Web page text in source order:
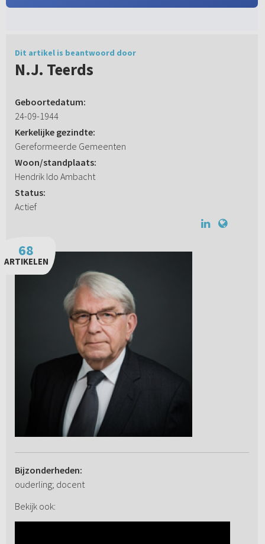
Dit artikel is beantwoord door
N.J. Teerds
Geboortedatum:
24-09-1944
Kerkelijke gezindte:
Gereformeerde Gemeenten
Woon/standplaats:
Hendrik Ido Ambacht
Status:
Actief
68
ARTIKELEN
Bijzonderheden:
ouderling; docent
Bekijk ook: